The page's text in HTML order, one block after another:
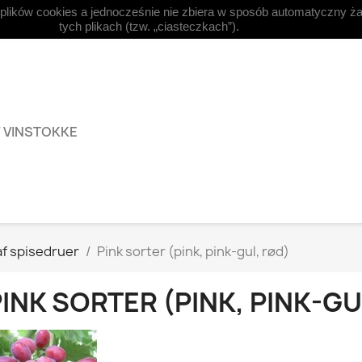
Dansk Valuta:EUR € 
spisedruer Pink sorter (pink, pink-gul, rød)
SORTER (PINK, PINK-
cookies a jednocześnie nie zbiera w sposób automatyczny
tych plikach (tzw. „ciasteczkach”).